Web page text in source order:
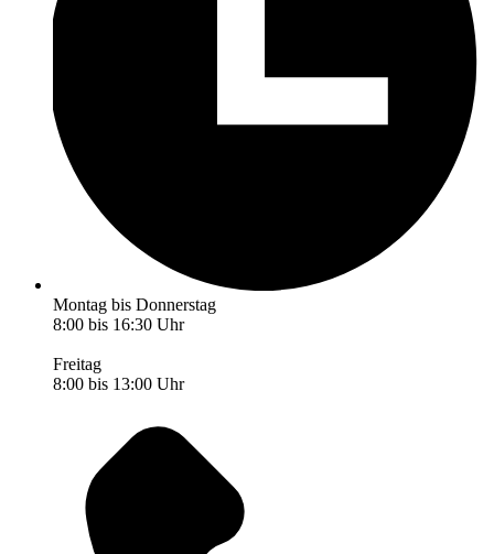
Montag bis Donnerstag
8:00 bis 16:30 Uhr
Freitag
8:00 bis 13:00 Uhr